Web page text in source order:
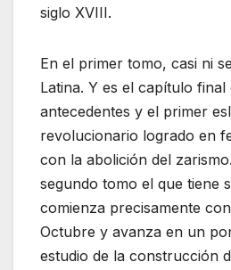
siglo XVIII.
En el primer tomo, casi ni
Latina. Y es el capítulo
antecedentes y el primer
revolucionario logrado en
con la abolición del
segundo tomo el que tiene
comienza precisamente
Octubre y avanza en un
estudio de la construcción